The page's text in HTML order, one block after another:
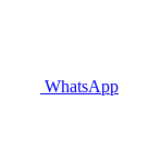
WhatsApp